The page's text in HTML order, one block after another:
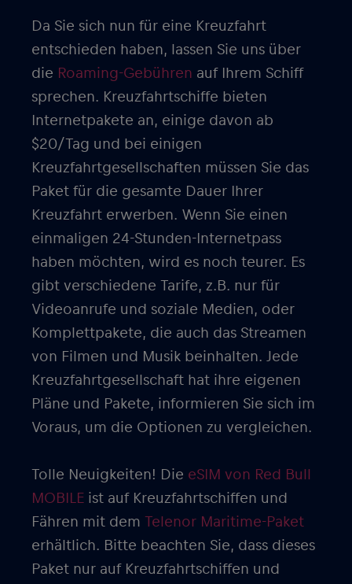
Da Sie sich nun für eine Kreuzfahrt
entschieden haben, lassen Sie uns über
die Roaming-Gebühren auf Ihrem Schiff
sprechen. Kreuzfahrtschiffe bieten
Internetpakete an, einige davon ab
$20/Tag und bei einigen
Kreuzfahrtgesellschaften müssen Sie das
Paket für die gesamte Dauer Ihrer
Kreuzfahrt erwerben. Wenn Sie einen
einmaligen 24-Stunden-Internetpass
haben möchten, wird es noch teurer. Es
gibt verschiedene Tarife, z.B. nur für
Videoanrufe und soziale Medien, oder
Komplettpakete, die auch das Streamen
von Filmen und Musik beinhalten. Jede
Kreuzfahrtgesellschaft hat ihre eigenen
Pläne und Pakete, informieren Sie sich im
Voraus, um die Optionen zu vergleichen.
Tolle Neuigkeiten! Die eSIM von Red Bull
MOBILE ist auf Kreuzfahrtschiffen und
Fähren mit dem Telenor Maritime-Paket
erhältlich. Bitte beachten Sie, dass dieses
Paket nur auf Kreuzfahrtschiffen und